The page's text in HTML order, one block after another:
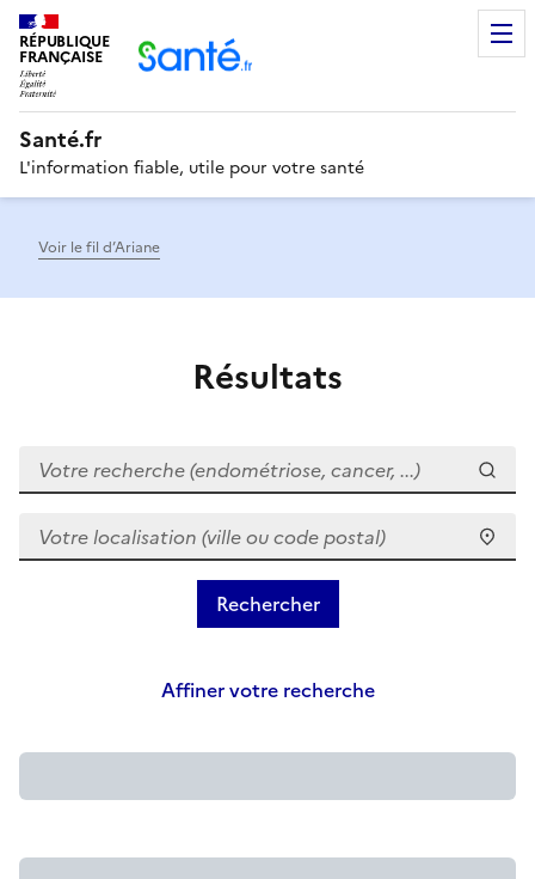
RÉPUBLIQUE
FRANÇAISE
Santé.fr
L'information fiable, utile pour votre santé
Voir le fil d’Ariane
Résultats
Votre recherche (endométriose, cancer, ...)
Votre localisation (ville ou code postal)
Affiner votre recherche